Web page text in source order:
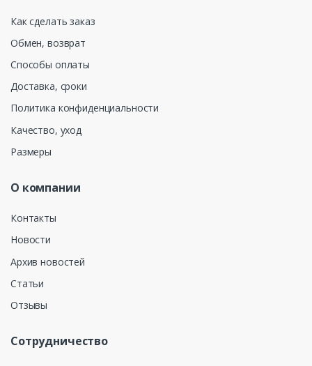
Как сделать заказ
Обмен, возврат
Способы оплаты
Доставка, сроки
Политика конфиденциальности
Качество, уход
Размеры
О компании
Контакты
Новости
Архив новостей
Статьи
Отзывы
Сотрудничество